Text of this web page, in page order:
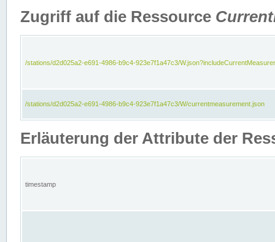
Zugriff auf die Ressource
/stations/d2d025a2-e691-4986-b9c4-923e7f1a47c3/
/stations/d2d025a2-e691-4986-b9c4-923e7f1a47c3/W/currentmeasurement.json
Erläuterung der Attribute der
timestamp